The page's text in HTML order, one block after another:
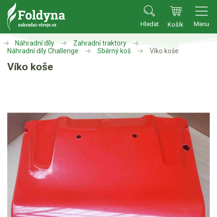
Hledat Košík Menu
Zahradní traktory
Zahradní traktory
Příslušenství
Sekačky
Benzínové sekačky
Akumulátorové sekačky
Robotické sekačky
Bubnové sekačky
Náhradní díly
Zahradní traktory
Náhradní díly Challenge
Sběrný koš Víko koše
Víko koše